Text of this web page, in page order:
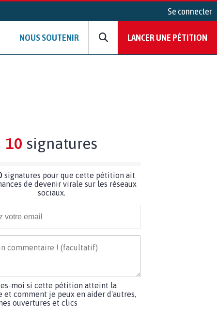
Se connecter
NOUS SOUTENIR LANCER UNE PÉTITION
10 signatures
signatures pour que cette pétition ait
de devenir virale sur les réseaux
sociaux.
moi si cette pétition atteint la
et comment je peux en aider d'autres,
ouvertures et clics